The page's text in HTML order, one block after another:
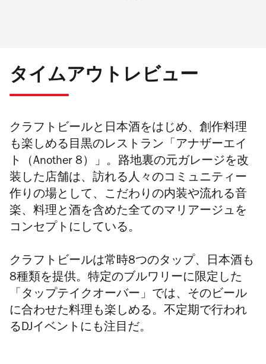
タイムアウトレビュー
クラフトビールと日本酒をはじめ、創作料理
も楽しめる目黒のレストラン「アナザーエイ
ト（Another 8）」。路地裏の元ガレージを改
装した店舗は、訪れる人々のコミュニティー
作りの場として、こだわりの内装や流れる音
楽、料理と酒を含めた全てのマリアージュを
コンセプトにしている。
クラフトビールは常時8つのタップ、日本酒も
8種類を提供。特定のブルワリーに限定した
「タップテイクオーバー」では、そのビール
に合わせた料理も楽しめる。不定期で行われ
るDJイベントにも注目だ。